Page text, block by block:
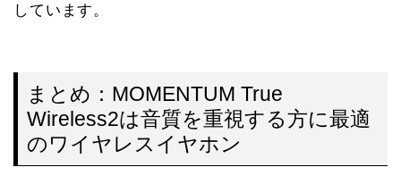
しています。
まとめ：MOMENTUM True
Wireless2は音質を重視する方に最適
のワイヤレスイヤホン